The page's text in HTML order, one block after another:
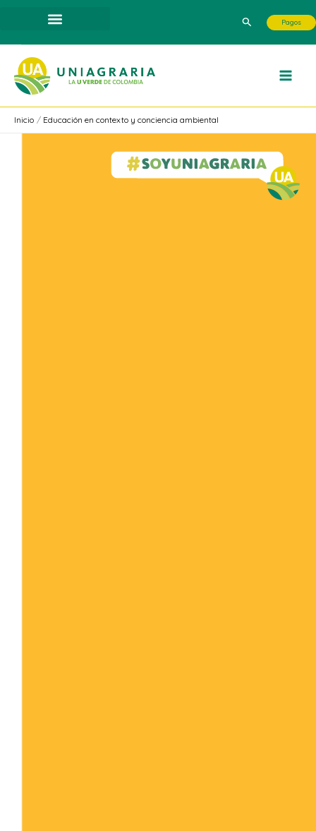
contenido
Buscar Pagos
Inicio Educación en contexto y conciencia ambiental